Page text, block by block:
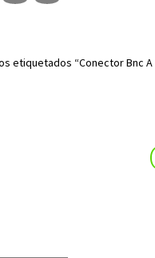
etiquetados “Conector Bnc A